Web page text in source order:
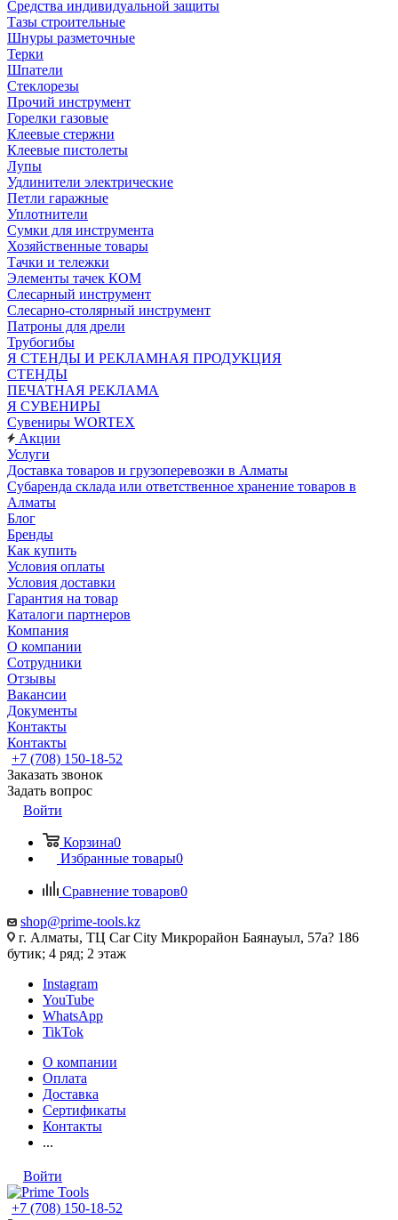
Средства индивидуальной защиты
Тазы строительные
Шнуры разметочные
Терки
Шпатели
Стеклорезы
Прочий инструмент
Горелки газовые
Клеевые стержни
Клеевые пистолеты
Лупы
Удлинители электрические
Петли гаражные
Уплотнители
Сумки для инструмента
Хозяйственные товары
Тачки и тележки
Элементы тачек КОМ
Слесарный инструмент
Слесарно-столярный инструмент
Патроны для дрели
Трубогибы
Я СТЕНДЫ И РЕКЛАМНАЯ ПРОДУКЦИЯ
СТЕНДЫ
ПЕЧАТНАЯ РЕКЛАМА
Я СУВЕНИРЫ
Сувениры WORTEX
Акции
Услуги
Доставка товаров и грузоперевозки в Алматы
Субаренда склада или ответственное хранение товаров в
Алматы
Блог
Бренды
Как купить
Условия оплаты
Условия доставки
Гарантия на товар
Каталоги партнеров
Компания
О компании
Сотрудники
Отзывы
Вакансии
Документы
Контакты
Контакты
+7 (708) 150-18-52
Заказать звонок
Задать вопрос
Войти
Корзина0
Избранные товары0
Сравнение товаров0
shop@prime-tools.kz
г. Алматы, ТЦ Car City​ ​Микрорайон Баянауыл, 57а? ​186
бутик; 4 ряд; 2 этаж
Instagram
YouTube
WhatsApp
TikTok
О компании
Оплата
Доставка
Сертификаты
Контакты
...
Войти
+7 (708) 150-18-52